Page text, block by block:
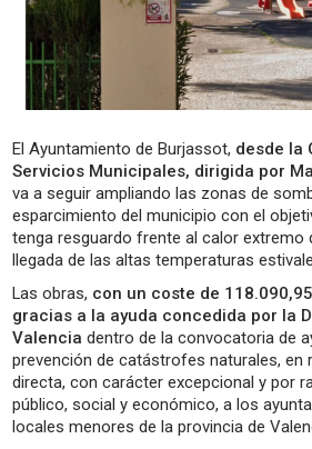
El Ayuntamiento de Burjassot, desde la
Servicios Municipales, dirigida por
va a seguir ampliando las zonas de
esparcimiento del municipio con el
tenga resguardo frente al calor extremo
llegada de las altas temperaturas
Las obras, con un coste de
gracias a la ayuda concedida por la
Valencia dentro de la convocatoria de
prevención de catástrofes naturales, en
directa, con carácter excepcional y por
público, social y económico, a los
locales menores de la provincia de